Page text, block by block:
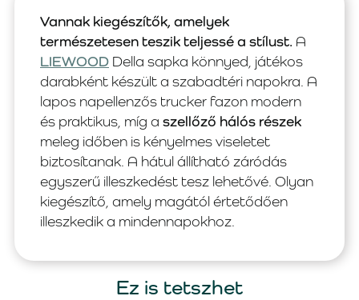
Vannak kiegészítők, amelyek
természetesen teszik teljessé a stílust. A
LIEWOOD Della sapka könnyed, játékos
darabként készült a szabadtéri napokra. A
lapos napellenzős trucker fazon modern
és praktikus, míg a szellőző hálós részek
meleg időben is kényelmes viseletet
biztosítanak. A hátul állítható záródás
egyszerű illeszkedést tesz lehetővé. Olyan
kiegészítő, amely magától értetődően
illeszkedik a mindennapokhoz.
Ez is tetszhet